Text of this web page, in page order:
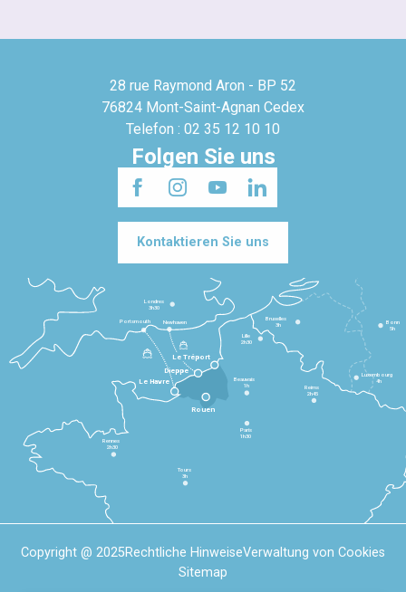
28 rue Raymond Aron - BP 52
76824 Mont-Saint-Agnan Cedex
Telefon : 02 35 12 10 10
Folgen Sie uns
Kontaktieren Sie uns
Le Havre
Dieppe
Le Tréport
Rennes
2h30
Tours
3h
Paris
1h30
Beauvais
1h
Reims
2h45
Lille
2h30
Bruxelles
3h
Londres
3h30
Newhaven
Portsmouth
Bonn
5h
Luxembourg
4h
Rouen
Copyright @ 2025Rechtliche HinweiseVerwaltung von Cookies
Sitemap